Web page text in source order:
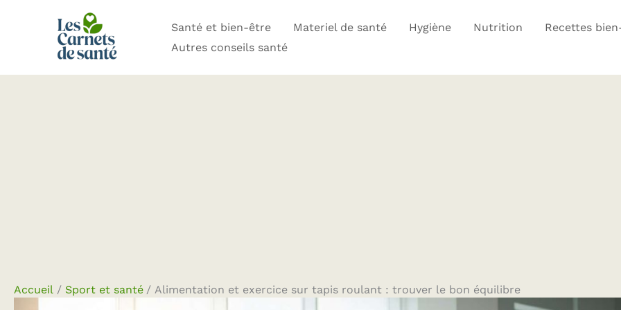
Santé et bien-être Materiel de santé Hygiène Nutrition Recettes
Autres conseils santé
Accueil Sport et santé Alimentation et exercice sur tapis roulant : trouver le bon équilibre